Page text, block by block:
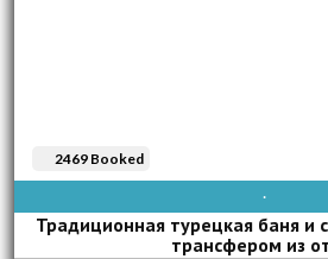
AVAIBLE EVERY DAY
Традиционная турецкая баня и
трансфером из
2469 Booked